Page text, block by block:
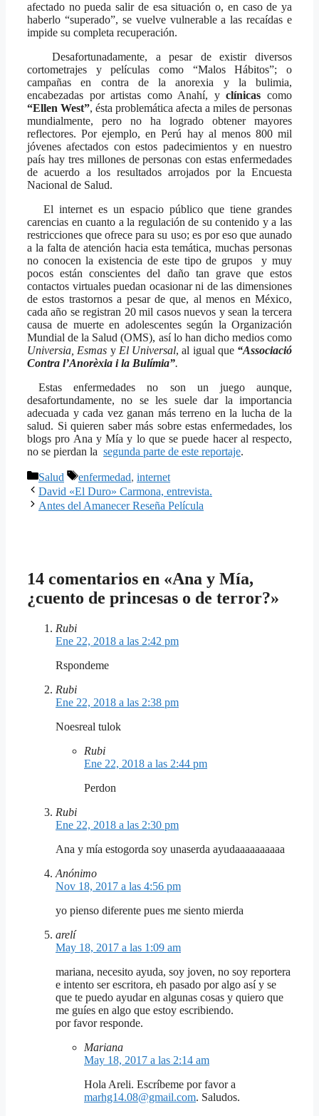
afectado no pueda salir de esa situación o, en caso de ya
haberlo “superado”, se vuelve vulnerable a las recaídas e
impide su completa recuperación.
Desafortunadamente, a pesar de existir diversos
cortometrajes y películas como “Malos Hábitos”; o
campañas en contra de la anorexia y la bulimia,
encabezadas por artistas como Anahí, yclínicas como
“Ellen West”, ésta problemática afecta a miles de personas
mundialmente, pero no ha logrado obtener mayores
reflectores. Por ejemplo, en Perú hay al menos 800 mil
jóvenes afectados con estos padecimientos y en nuestro
país hay tres millones de personas con estas enfermedades
de acuerdo a los resultados arrojados por la Encuesta
Nacional de Salud.
El internet es un espacio público que tiene grandes
carencias en cuanto a la regulación de su contenido y a las
restricciones que ofrece para su uso; es por eso que aunado
a la falta de atención hacia esta temática, muchas personas
no conocen la existencia de este tipo de grupos y muy
pocos están conscientes del daño tan grave que estos
contactos virtuales puedan ocasionar ni de las dimensiones
de estos trastornos a pesar de que, al menos en México,
cada año se registran 20 mil casos nuevos y sean la tercera
causa de muerte en adolescentes según la Organización
Mundial de la Salud (OMS), así lo han dicho medios como
Universia, Esmas y El Universal, al igual que“Associació
Contra l’Anorèxia i la Bulímia”.
Estas enfermedades no son un juego aunque,
desafortundamente, no se les suele dar la importancia
adecuada y cada vez ganan más terreno en la lucha de la
salud. Si quieren saber más sobre estas enfermedades, los
blogs pro Ana y Mía y lo que se puede hacer al respecto,
no se pierdan la segunda parte de este reportaje.
Categorías
Salud Etiquetas
enfermedad, internet
David «El Duro» Carmona, entrevista.
Antes del Amanecer Reseña Película
14 comentarios en «Ana y Mía,
¿cuento de princesas o de terror?»
Rubi
Ene 22, 2018 a las 2:42 pm
Rspondeme
Rubi
Ene 22, 2018 a las 2:38 pm
Noesreal tulok
Rubi
Ene 22, 2018 a las 2:44 pm
Perdon
Rubi
Ene 22, 2018 a las 2:30 pm
Ana y mía estogorda soy unaserda ayudaaaaaaaaaa
Anónimo
Nov 18, 2017 a las 4:56 pm
yo pienso diferente pues me siento mierda
arelí
May 18, 2017 a las 1:09 am
mariana, necesito ayuda, soy joven, no soy reportera
e intento ser escritora, eh pasado por algo así y se
que te puedo ayudar en algunas cosas y quiero que
me guíes en algo que estoy escribiendo.
por favor responde.
Mariana
May 18, 2017 a las 2:14 am
Hola Areli. Escríbeme por favor a
marhg14.08@gmail.com. Saludos.